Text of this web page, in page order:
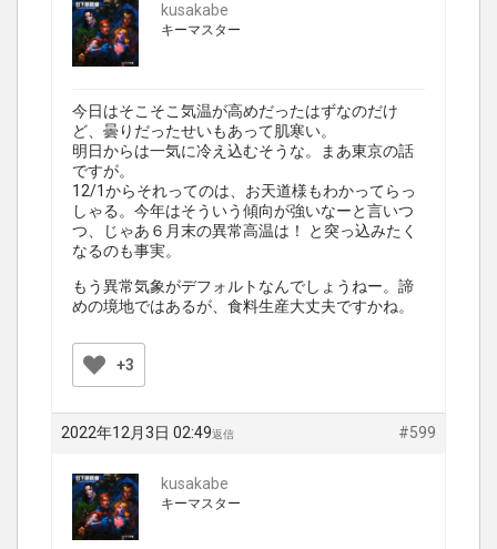
kusakabe
キーマスター
今日はそこそこ気温が高めだったはずなのだけ
ど、曇りだったせいもあって肌寒い。
明日からは一気に冷え込むそうな。まあ東京の話
ですが。
12/1からそれってのは、お天道様もわかってらっ
しゃる。今年はそういう傾向が強いなーと言いつ
つ、じゃあ６月末の異常高温は！ と突っ込みたく
なるのも事実。
もう異常気象がデフォルトなんでしょうねー。諦
めの境地ではあるが、食料生産大丈夫ですかね。
+3
2022年12月3日 02:49 #599
返信
kusakabe
キーマスター